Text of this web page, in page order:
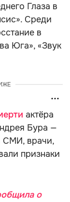
Глаза в
Среди
в
Юга», «Звук
актёра
Бура —
СМИ, врачи,
признаки
о